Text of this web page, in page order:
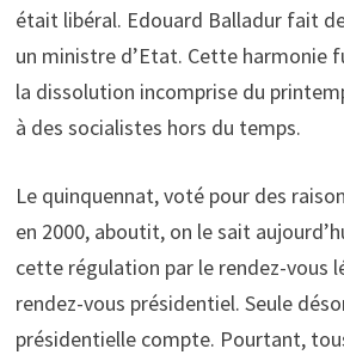
était libéral. Edouard Balladur fait
un ministre d’Etat. Cette harmonie
la dissolution incomprise du
à des socialistes hors du temps.
Le quinquennat, voté pour des
en 2000, aboutit, on le sait
cette régulation par le rendez-vous
rendez-vous présidentiel. Seule
présidentielle compte. Pourtant,